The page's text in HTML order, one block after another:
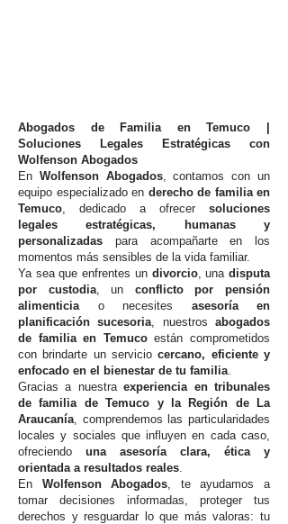
Abogados de Familia en Temuco |
Soluciones Legales Estratégicas con
Wolfenson Abogados
En Wolfenson Abogados, contamos con un
equipo especializado en derecho de familia en
Temuco, dedicado a ofrecer soluciones
legales estratégicas, humanas y
personalizadas para acompañarte en los
momentos más sensibles de la vida familiar.
Ya sea que enfrentes un divorcio, unadisputa
por custodia, un conflicto por pensión
alimenticiao necesites asesoría en
planificación sucesoria, nuestrosabogados
de familia en Temucoestán comprometidos
con brindarte un serviciocercano, eficiente y
enfocado en el bienestar de tu familia.
Gracias a nuestraexperiencia en tribunales
de familia de Temuco y la Región de La
Araucanía, comprendemos las particularidades
locales y sociales que influyen en cada caso,
ofreciendo una asesoría clara, ética y
orientada a resultados reales.
En Wolfenson Abogados, te ayudamos a
tomar decisiones informadas, proteger tus
derechos y resguardar lo que más valoras: tu